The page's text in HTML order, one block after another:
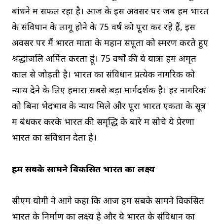
बांधने में सफल रहा है। आज के इस अवसर पर जब हम भारत
के संविधान के लागू होने के 75 वर्ष को पूरा कर रहे हैं, इस
अवसर पर मैं भारत माता के महान सपूतों को स्मरण करते हुए
श्रद्धांजलि अर्पित करता हूं। 75 वर्षों की ये यात्रा हमें अमृत
काल से जोड़ती है। भारत का संविधान प्रत्येक नागरिक को
न्याय देने के लिए हमारा सबसे बड़ा मार्गदर्शक है। हर नागरिक
को बिना भेदभाव के न्याय मिले और पूरा भारत एकता के सूत्र
में बंधकर करके भारत की समृद्धि के बारे में सोचे ये प्रेरणा
भारत का संविधान देता है।
हम सबके सामने विकसित भारत का लक्ष्य
सीएम योगी ने आगे कहा कि आज हम सबके सामने विकसित
भारत के निर्माण का लक्ष्य है और ये भारत के संविधान का